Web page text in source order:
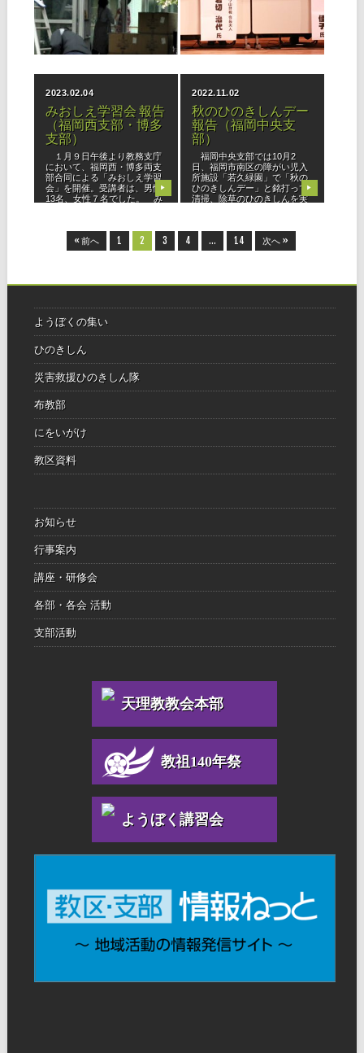
■福岡西支部 当日は朝から
どんよりと雨模様となり、会
場での開催が心配されました
が、時間を短縮、内容を変更
しての臨機応変型で対応し、
名が除
▶
■南部ブロック 石橋文化セ
ンター共同ホール（久留米
市）を会場に67名の参加者が
集う中、三年千日活動をさら
なる勇み心で「今までよりプ
た。 生死を
▶
2023.02.04
みおしえ学習会 報告
（福岡西支部・博多
支部）
１月９日午後より教務支庁
において、福岡西・博多両支
部合同による「みおしえ学習
会」を開催。受講者は、男性
13名、女性７名でした。 み
ん、布教所長さんがプログラ
ムの特徴と流
▶
2022.11.02
秋のひのきしんデー
報告（福岡中央支
部）
福岡中央支部では10月2
日、福岡市南区の障がい児入
所施設「若久緑園」で「秋の
ひのきしんデー」と銘打って
清掃、除草のひのきしんを実
ひのきしんを長年続けてお
り、4月の全教
▶
« 前へ 1 2 3 4 … 14 次へ »
ようぼくの集い
ひのきしん
災害救援ひのきしん隊
布教部
にをいがけ
教区資料
お知らせ
行事案内
講座・研修会
各部・各会 活動
支部活動
天理教教会本部
教祖140年祭
ようぼく講習会